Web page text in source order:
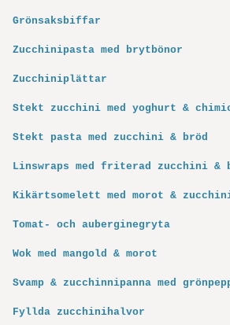
Grönsaksbiffar
Zucchinipasta med brytbönor
Zucchiniplättar
Stekt zucchini med yoghurt &
Stekt pasta med zucchini & bröd
Linswraps med friterad zucchini &
Kikärtsomelett med morot &
Tomat- och auberginegryta
Wok med mangold & morot
Svamp & zucchinnipanna med
Fyllda zucchinihalvor